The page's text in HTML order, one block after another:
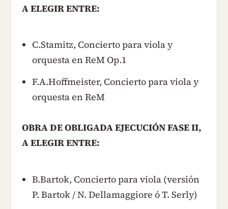
A ELEGIR ENTRE:
C.Stamitz, Concierto para viola y
orquesta en ReM Op.1
F.A.Hoffmeister, Concierto para viola y
orquesta en ReM
OBRA DE OBLIGADA EJECUCIÓN FASE II,
A ELEGIR ENTRE:
B.Bartok, Concierto para viola (versión
P. Bartok / N. Dellamaggiore ó T. Serly)